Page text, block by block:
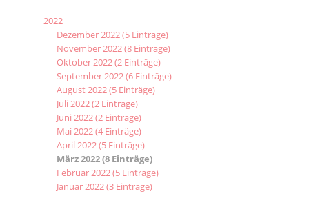
2022
Dezember 2022 (5 Einträge)
November 2022 (8 Einträge)
Oktober 2022 (2 Einträge)
September 2022 (6 Einträge)
August 2022 (5 Einträge)
Juli 2022 (2 Einträge)
Juni 2022 (2 Einträge)
Mai 2022 (4 Einträge)
April 2022 (5 Einträge)
März 2022 (8 Einträge)
Februar 2022 (5 Einträge)
Januar 2022 (3 Einträge)